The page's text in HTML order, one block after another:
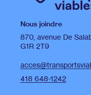
Nous joindre
870, avenue De
G1R 2T9
418 648-1242